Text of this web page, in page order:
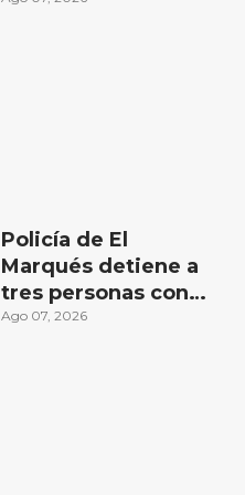
Policía de El
Marqués detiene a
tres personas con
distintos narcóticos
Ago 07, 2026